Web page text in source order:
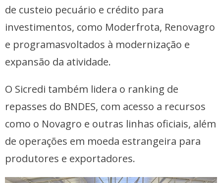
de custeio pecuário e crédito para
investimentos, como Moderfrota, Renovagro
e programasvoltados à modernização e
expansão da atividade.
O Sicredi também lidera o ranking de
repasses do BNDES, com acesso a recursos
como o Novagro e outras linhas oficiais, além
de operações em moeda estrangeira para
produtores e exportadores.